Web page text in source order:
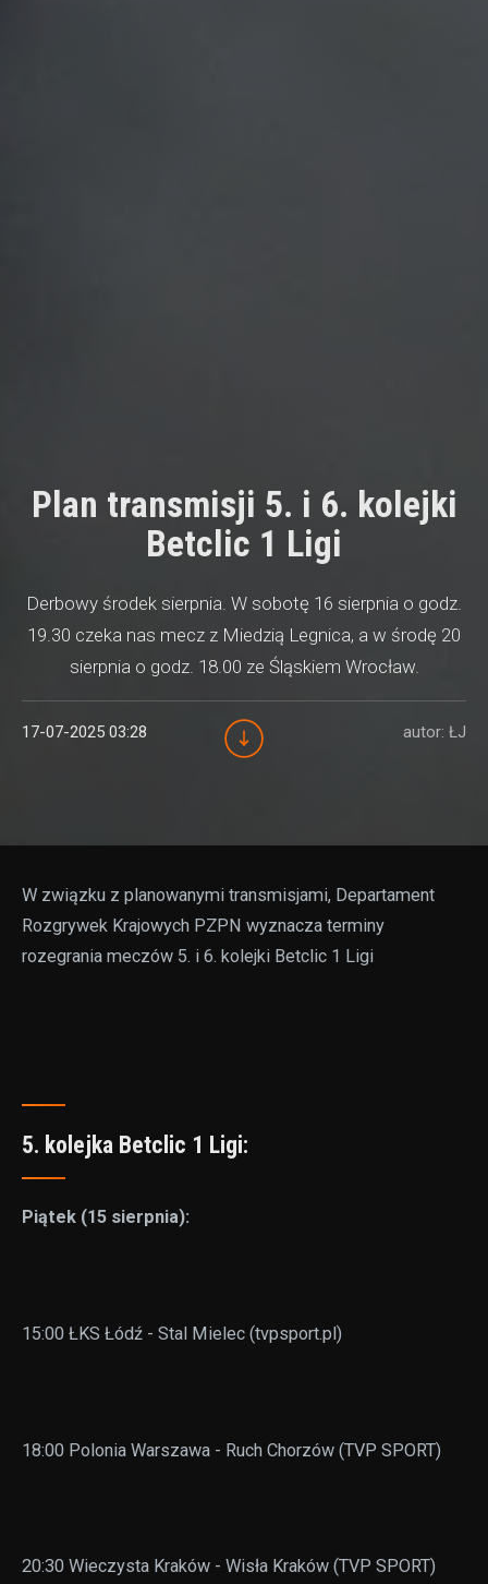
Plan transmisji 5. i 6. kolejki
Betclic 1 Ligi
Derbowy środek sierpnia. W sobotę 16 sierpnia o godz.
19.30 czeka nas mecz z Miedzią Legnica, a w środę 20
sierpnia o godz. 18.00 ze Śląskiem Wrocław.
17-07-2025 03:28 autor: ŁJ
W związku z planowanymi transmisjami, Departament
Rozgrywek Krajowych PZPN wyznacza terminy
rozegrania meczów 5. i 6. kolejki Betclic 1 Ligi
5. kolejka Betclic 1 Ligi:
Piątek (15 sierpnia):
15:00 ŁKS Łódź - Stal Mielec (tvpsport.pl)
18:00 Polonia Warszawa - Ruch Chorzów (TVP SPORT)
20:30 Wieczysta Kraków - Wisła Kraków (TVP SPORT)